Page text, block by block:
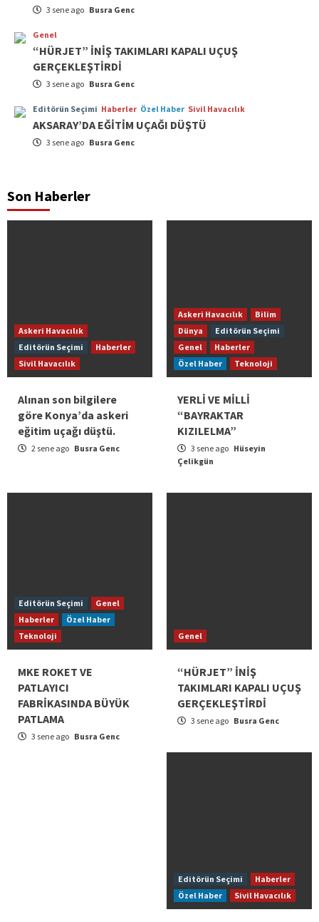
3 sene ago Busra Genc
Genel
“HÜRJET” İNİŞ TAKIMLARI KAPALI UÇUŞ
GERÇEKLEŞTİRDİ
3 sene ago Busra Genc
Editörün Seçimi Haberler Özel Haber Sivil Havacılık
AKSARAY’DA EĞİTİM UÇAĞI DÜŞTÜ
3 sene ago Busra Genc
Son Haberler
Askeri Havacılık
Editörün Seçimi
Haberler
Sivil Havacılık
Alınan son bilgilere
göre Konya’da askeri
eğitim uçağı düştü.
2 sene ago Busra Genc
Askeri Havacılık
Bilim
Dünya
Editörün Seçimi
Genel
Haberler
Özel Haber
Teknoloji
YERLİ VE MİLLİ
“BAYRAKTAR
KIZILELMA”
3 sene ago Hüseyin
Çelikgün
Editörün Seçimi
Genel
Haberler
Özel Haber
Teknoloji
MKE ROKET VE
PATLAYICI
FABRİKASINDA BÜYÜK
PATLAMA
3 sene ago Busra Genc
Genel
“HÜRJET” İNİŞ
TAKIMLARI KAPALI UÇUŞ
GERÇEKLEŞTİRDİ
3 sene ago Busra Genc
Editörün Seçimi
Haberler
Özel Haber
Sivil Havacılık